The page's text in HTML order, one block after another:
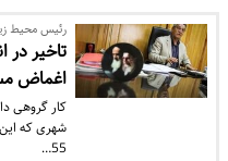
رئیس محیط
تاخیر در
اغماض
کار گروهی
55…